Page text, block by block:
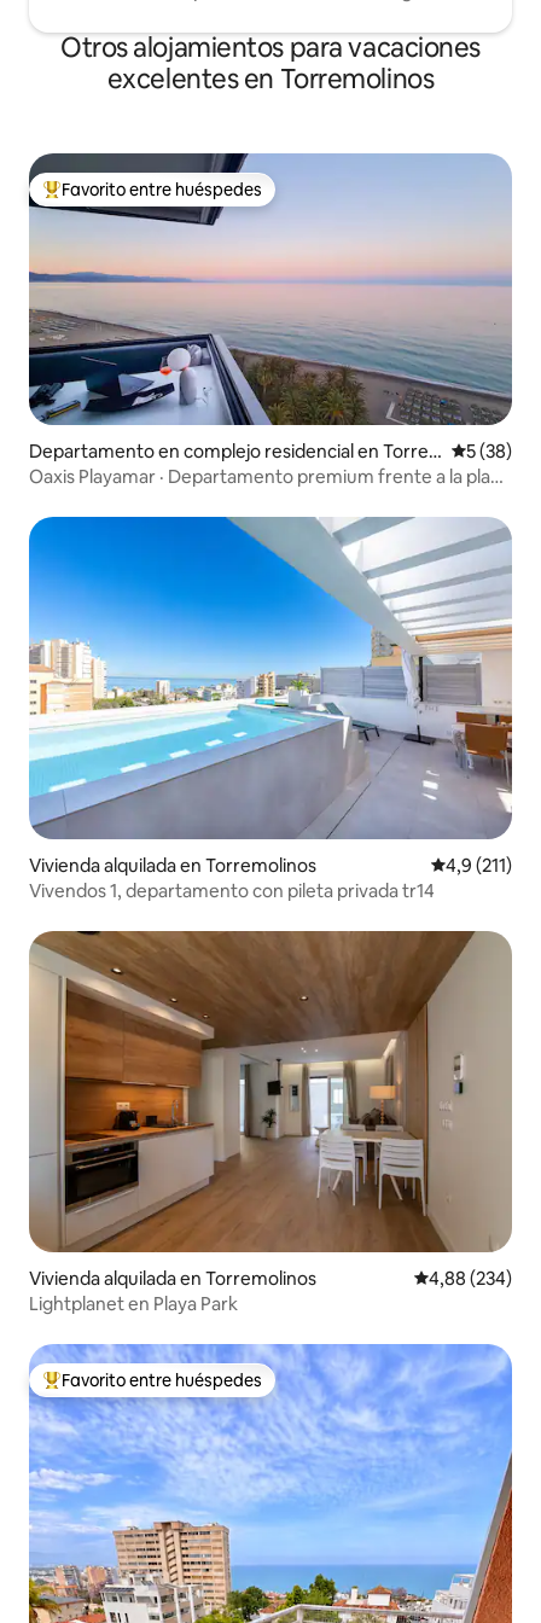
Otros alojamientos para vacaciones
excelentes en Torremolinos
Favorito entre los huéspedes más destacados
Favorito entre huéspedes
Departamento en complejo residencial en Torre
molinos
5 (38)
Oaxis Playamar · Departamento premium frente a la playa
Vivienda alquilada en Torremolinos Calificación
4,9 (211)
Vivendos 1, departamento con pileta privada tr14
Vivienda alquilada en Torremolinos Calificación
4,88 (234)
Lightplanet en Playa Park
Favorito entre los huéspedes más destacados
Favorito entre huéspedes